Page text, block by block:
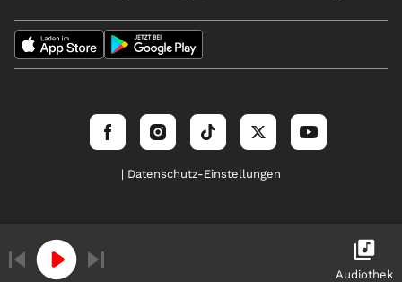
| Datenschutz-Einstellungen
Audiothek